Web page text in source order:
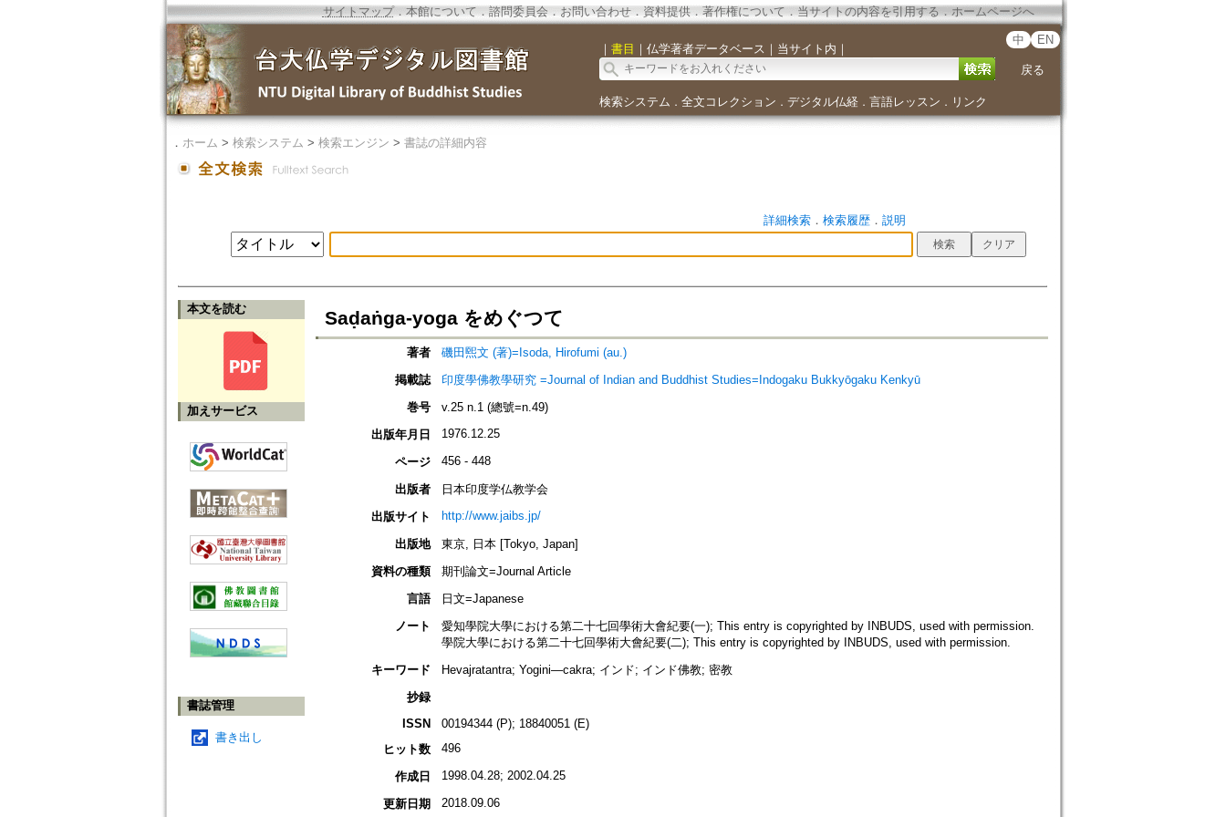
サイトマップ．本館について ． 諮問委員会． お問い合わせ． 資料提供． 著作権について．当サイトの内容を引用する ． ホームページへ
｜ 書目 ｜ 仏学著者データベース ｜ 当サイト内 ｜
中 EN
戻る
検索システム ． 全文コレクション ． デジタル仏経． 言語レッスン ． リンク
． ホーム > 検索システム > 検索エンジン > 書誌の詳細内容
詳細検索． 検索履歴． 説明
本文を読む
加えサービス
書誌管理
書き出し
Saḍaṅga-yoga をめぐつて
著者
磯田煕文 (著)=Isoda, Hirofumi (au.)
掲載誌
印度學佛教學研究 =Journal of Indian and Buddhist Studies=Indogaku Bukkyōgaku Kenkyū
巻号
v.25 n.1 (總號=n.49)
出版年月日
1976.12.25
ページ 456 - 448
出版者
日本印度学仏教学会
出版サイト
http://www.jaibs.jp/
出版地
東京, 日本 [Tokyo, Japan]
資料の種類
期刊論文=Journal Article
言語
日文=Japanese
ノート
愛知學院大學における第二十七回學術大會紀要(一); This entry is copyrighted by INBUDS, used with permission.
學院大學における第二十七回學術大會紀要(二); This entry is copyrighted by INBUDS, used with permission.
キーワード
Hevajratantra; Yogini—cakra; インド; インド佛教; 密教
抄録
ISSN
00194344 (P); 18840051 (E)
ヒット数
496
作成日 1998.04.28; 2002.04.25
更新日期 2018.09.06